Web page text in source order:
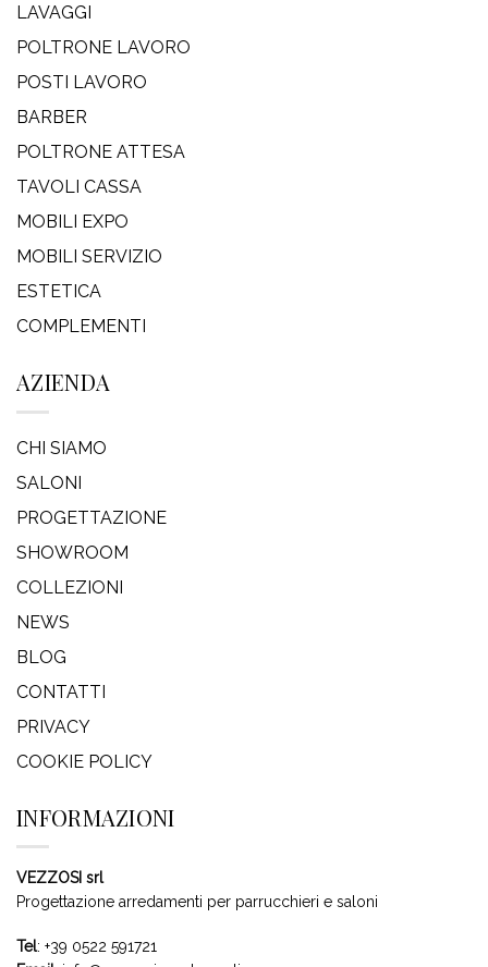
LAVAGGI
POLTRONE LAVORO
POSTI LAVORO
BARBER
POLTRONE ATTESA
TAVOLI CASSA
MOBILI EXPO
MOBILI SERVIZIO
ESTETICA
COMPLEMENTI
AZIENDA
CHI SIAMO
SALONI
PROGETTAZIONE
SHOWROOM
COLLEZIONI
NEWS
BLOG
CONTATTI
PRIVACY
COOKIE POLICY
INFORMAZIONI
VEZZOSI srl
Progettazione arredamenti per parrucchieri e saloni
Tel: +39 0522 591721